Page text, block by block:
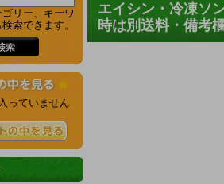
エイシン・冷凍ソ
時は別送料・備考
リー、キーワ
索できます。
っていません